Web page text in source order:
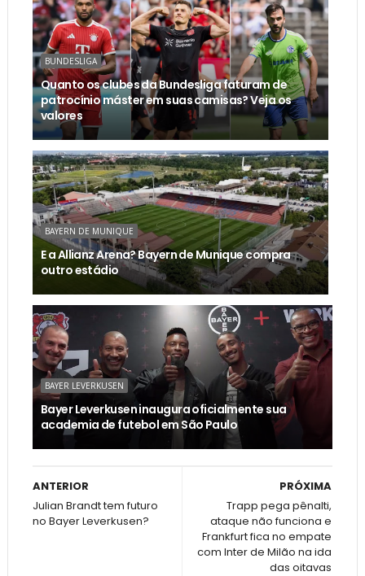
BUNDESLIGA
Quanto os clubes da Bundesliga faturam de
patrocínio máster em suas camisas? Veja os
valores
BAYERN DE MUNIQUE
E a Allianz Arena? Bayern de Munique compra
outro estádio
BAYER LEVERKUSEN
Bayer Leverkusen inaugura oficialmente sua
academia de futebol em São Paulo
PRÓXIMA
Trapp pega pênalti,
ataque não funciona e
Frankfurt fica no empate
com Inter de Milão na ida
das oitavas
ANTERIOR
Julian Brandt tem futuro
no Bayer Leverkusen?